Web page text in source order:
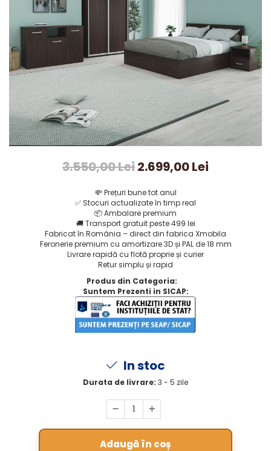
3.550,00 Lei2.699,00 Lei
💸 Prețuri bune tot anul
✅ Stocuri actualizate în timp real
📦Ambalare premium
🚚 Transport gratuit peste 499 lei
Fabricat în România – direct din fabrica Xmobila
Feronerie premium cu amortizare 3D și PAL de 18 mm
Livrare rapidă cu flotă proprie și curier
Retur simplu și rapid
Produs din Categoria:
Suntem Prezenti in SICAP:
In stoc
Durata de livrare: 3 - 5 zile
Adaugă în coș